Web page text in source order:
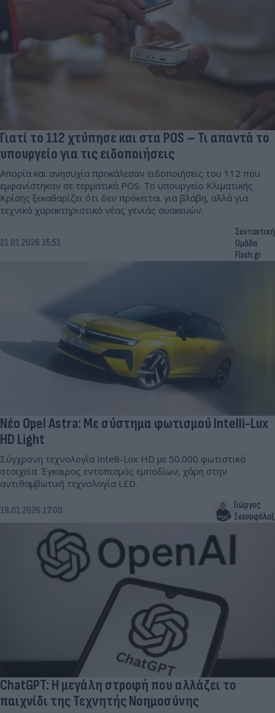
Γιατί το 112 χτύπησε και στα POS – Τι απαντά το
υπουργείο για τις ειδοποιήσεις
Απορία και ανησυχία προκάλεσαν ειδοποιήσεις του 112 που
εμφανίστηκαν σε τερματικά POS. Το υπουργείο Κλιματικής
Κρίσης ξεκαθαρίζει ότι δεν πρόκειται για βλάβη, αλλά για
τεχνικό χαρακτηριστικό νέας γενιάς συσκευών.
21.01.2026 15:51
Συντακτική
Ομάδα
Flash.gr
Νέο Opel Astra: Με σύστημα φωτισμού Intelli-Lux
HD Light
Σύγχρονη τεχνολογία Intelli-Lux HD με 50.000 φωτιστικά
στοιχεία. Έγκαιρος εντοπισμός εμποδίων, χάρη στην
αντιθαμβωτική τεχνολογία LED.
19.01.2026 17:00
Γιώργος
Σκευοφύλαξ
ChatGPT: Η μεγάλη στροφή που αλλάζει το
παιχνίδι της Τεχνητής Νοημοσύνης